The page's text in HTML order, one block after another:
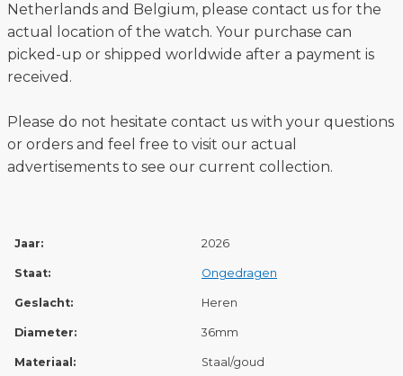
Netherlands and Belgium, please contact us for the
actual location of the watch. Your purchase can
picked-up or shipped worldwide after a payment is
received.
Please do not hesitate contact us with your questions
or orders and feel free to visit our actual
advertisements to see our current collection.
Jaar: 2026
Staat: Ongedragen
Geslacht: Heren
Diameter: 36mm
Materiaal: Staal/goud